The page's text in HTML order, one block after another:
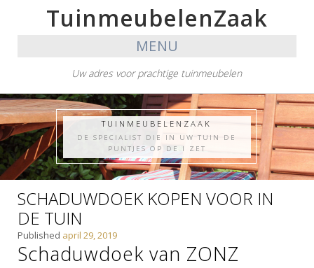
TuinmeubelenZaak
MENU
Uw adres voor prachtige tuinmeubelen
TUINMEUBELENZAAK
DE SPECIALIST DIE IN UW TUIN DE
PUNTJES OP DE I ZET
SCHADUWDOEK KOPEN VOOR IN
DE TUIN
Published april 29, 2019
Schaduwdoek van ZONZ